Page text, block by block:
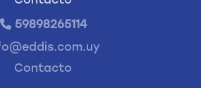
59898265114
Contacto